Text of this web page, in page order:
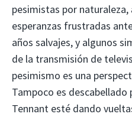
pesimistas por naturaleza,
esperanzas frustradas
años salvajes, y algunos
de la transmisión de
pesimismo es una
Tampoco es descabellado
Tennant esté dando